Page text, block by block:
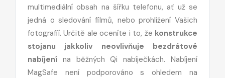
multimediální obsah na šířku telefonu, ať už se
jedná o sledování filmů, nebo prohlížení Vašich
fotografií. Určitě ale oceníte i to, že konstrukce
stojanu jakkoliv neovlivňuje bezdrátové
nabíjení na běžných Qi nabíječkách. Nabíjení
MagSafe není podporováno s ohledem na